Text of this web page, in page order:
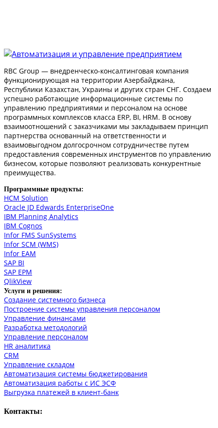
RBC Group — внедренческо-консалтинговая компания
функционирующая на территории Азербайджана,
Республики Казахстан, Украины и других стран СНГ. Создаем
успешно работающие информационные системы по
управлению предприятиями и персоналом на основе
программных комплексов класса ERP, BI, HRM. В основу
взаимоотношений с заказчиками мы закладываем принцип
партнерства основанный на ответственности и
взаимовыгодном долгосрочном сотрудничестве путем
предоставления современных инструментов по управлению
бизнесом, которые позволяют реализовать конкурентные
преимущества.
Программные продукты:
HCM Solution
Oracle JD Edwards EnterpriseOne
IBM Planning Analytics
IBM Cognos
Infor FMS SunSystems
Infor SCM (WMS)
Infor EAM
SAP BI
SAP EPM
QlikView
Услуги и решения:
Создание системного бизнеса
Построение системы управления персоналом
Управление финансами
Разработка методологий
Управление персоналом
HR аналитика
СRM
Управление складом
Автоматизация системы бюджетирования
Автоматизация работы с ИС ЭСФ
Выгрузка платежей в клиент-банк
Контакты: